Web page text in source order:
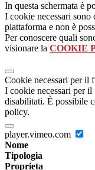
In questa schermata è
I cookie necessari
piattaforma e non è
Per conoscere quali
visionare la COOKIE
Cookie necessari per il
I cookie necessari per il
disabilitati. È possibile
policy.
player.vimeo.com
Nome
Tipologia
Proprieta